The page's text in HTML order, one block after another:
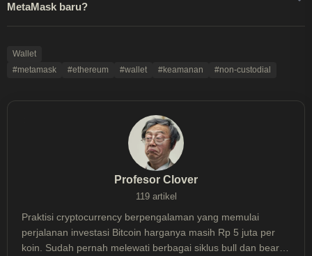
MetaMask baru?
Wallet
#metamask
#ethereum #wallet #keamanan #non-custodial
Profesor Clover
119 artikel
Praktisi cryptocurrency berpengalaman yang memulai
perjalanan investasi Bitcoin harganya masih Rp 5 juta per
koin. Sudah pernah melewati berbagai siklus bull dan bear